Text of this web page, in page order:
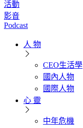
活動
影音
Podcast
人 物
CEO生活學
國內人物
國際人物
心 靈
中年危機